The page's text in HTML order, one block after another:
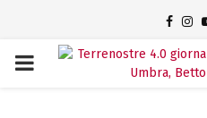
PRIMARY